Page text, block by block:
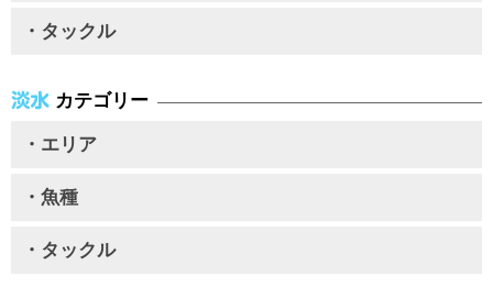
・タックル
カテゴリー
・エリア
・魚種
・タックル